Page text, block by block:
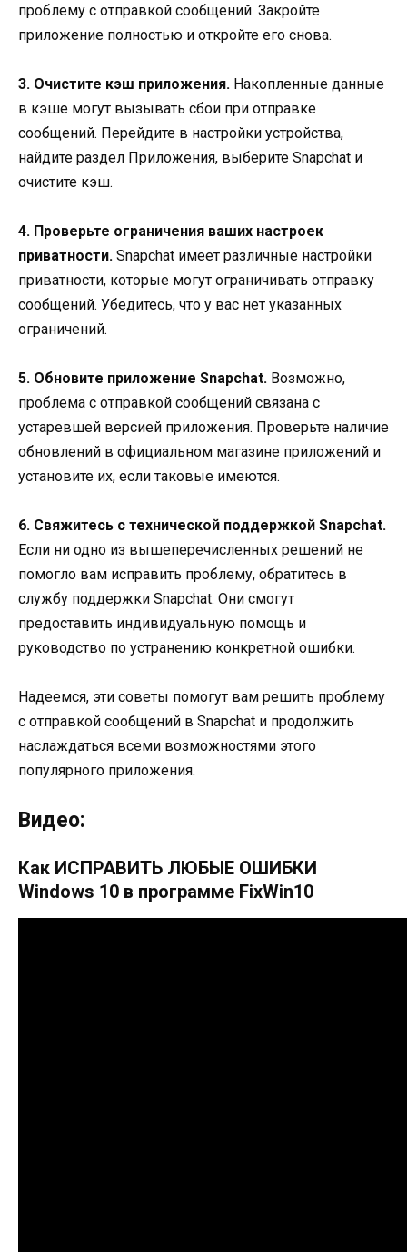
проблему с отправкой сообщений. Закройте
приложение полностью и откройте его снова.
3. Очистите кэш приложения. Накопленные данные
в кэше могут вызывать сбои при отправке
сообщений. Перейдите в настройки устройства,
найдите раздел Приложения, выберите Snapchat и
очистите кэш.
4. Проверьте ограничения ваших настроек
приватности. Snapchat имеет различные настройки
приватности, которые могут ограничивать отправку
сообщений. Убедитесь, что у вас нет указанных
ограничений.
5. Обновите приложение Snapchat. Возможно,
проблема с отправкой сообщений связана с
устаревшей версией приложения. Проверьте наличие
обновлений в официальном магазине приложений и
установите их, если таковые имеются.
6. Свяжитесь с технической поддержкой Snapchat.
Если ни одно из вышеперечисленных решений не
помогло вам исправить проблему, обратитесь в
службу поддержки Snapchat. Они смогут
предоставить индивидуальную помощь и
руководство по устранению конкретной ошибки.
Надеемся, эти советы помогут вам решить проблему
с отправкой сообщений в Snapchat и продолжить
наслаждаться всеми возможностями этого
популярного приложения.
Видео:
Как ИСПРАВИТЬ ЛЮБЫЕ ОШИБКИ
Windows 10 в программе FixWin10